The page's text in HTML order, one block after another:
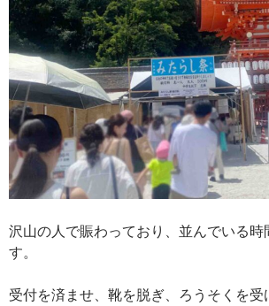
沢山の人で賑わっており、並んでいる時
す。
受付を済ませ、靴を脱ぎ、ろうそくを